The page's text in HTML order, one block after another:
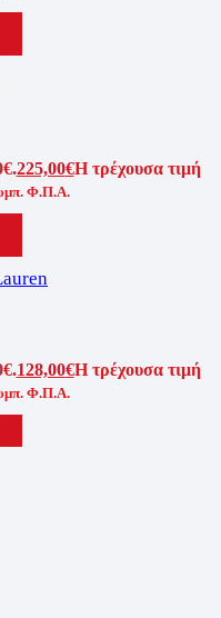
225,00€Η τρέχουσα τιμή
Φ.Π.Α.
128,00€Η τρέχουσα τιμή
Φ.Π.Α.